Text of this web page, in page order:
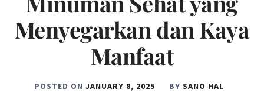
Menyegarkan dan Kaya
Manfaat
POSTED ON JANUARY 8, 2025 BY SANO HAL